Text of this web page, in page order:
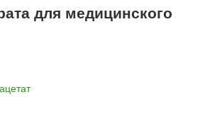
для медицинского